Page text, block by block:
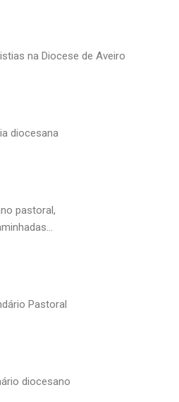
na Diocese de Aveiro
diocesana
pastoral,
Pastoral
diocesano